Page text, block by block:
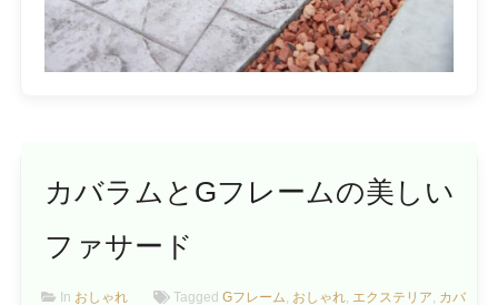
カバラムとGフレームの美しい
ファサード
In おしゃれ Tagged Gフレーム, おしゃれ, エクステリア, カバ